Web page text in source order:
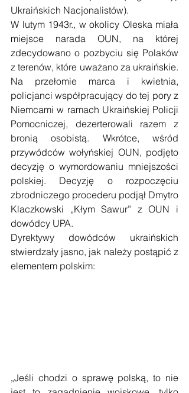
Ukraińskich Nacjonalistów).
W lutym 1943r., w okolicy Oleska miała
miejsce narada OUN, na której
zdecydowano o pozbyciu się Polaków
z terenów, które uważano za ukraińskie.
Na przełomie marca i kwietnia,
policjanci współpracujący do tej pory z
Niemcami w ramach Ukraińskiej Policji
Pomocniczej, dezerterowali razem z
bronią osobistą. Wkrótce, wśród
przywódców wołyńskiej OUN, podjęto
decyzję o wymordowaniu mniejszości
polskiej. Decyzję o rozpoczęciu
zbrodniczego procederu podjął Dmytro
Klaczkowski „Kłym Sawur” z OUN i
dowódcy UPA.
Dyrektywy dowódców ukraińskich
stwierdzały jasno, jak należy postąpić z
elementem polskim:
„Jeśli chodzi o sprawę polską, to nie